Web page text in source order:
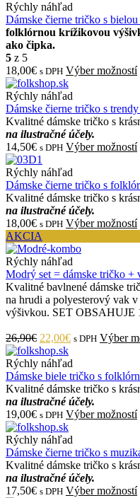
Rýchly náhľad
Dámske čierne tričko s
folklórnou krížikovou
ako čipka.
5 z 5
18,00€ s DPH Výber možností
Rýchly náhľad
Dámske čierne tričko s
Kvalitné dámske tričko s
na ilustračné účely.
14,50€ s DPH Výber možností
Rýchly náhľad
Dámske čierne tričko s
Kvalitné dámske tričko s
na ilustračné účely.
18,00€ s DPH Výber možností
AKCIA
Rýchly náhľad
Modrý set = dámske tričko +
Kvalitné bavlnené dámske
na hrudi a polyesterový vak
výšivkou. SET OBSAHUJE
26,90€ 22,00€ s DPH Výber
Rýchly náhľad
Dámske biele tričko s
Kvalitné dámske tričko s
na ilustračné účely.
19,00€ s DPH Výber možností
Rýchly náhľad
Dámske čierne tričko s
Kvalitné dámske tričko s
na ilustračné účely.
17,50€ s DPH Výber možností